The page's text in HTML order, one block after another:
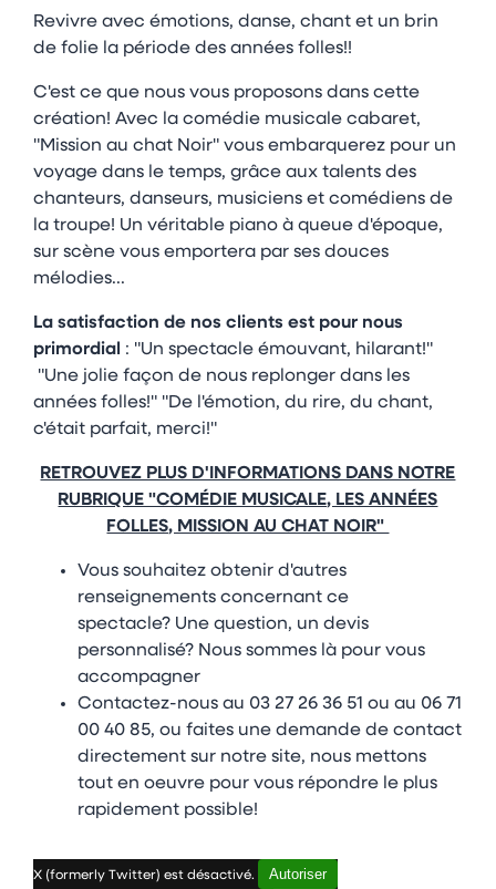
Revivre avec émotions, danse, chant et un brin
de folie la période des années folles!!
C'est ce que nous vous proposons dans cette
création! Avec la comédie musicale cabaret,
"Mission au chat Noir" vous embarquerez pour un
voyage dans le temps, grâce aux talents des
chanteurs, danseurs, musiciens et comédiens de
la troupe! Un véritable piano à queue d'époque,
sur scène vous emportera par ses douces
mélodies...
La satisfaction de nos clients est pour nous
primordial : "Un spectacle émouvant, hilarant!"
"Une jolie façon de nous replonger dans les
années folles!" "De l'émotion, du rire, du chant,
c'était parfait, merci!"
RETROUVEZ PLUS D'INFORMATIONS DANS NOTRE
RUBRIQUE "COMÉDIE MUSICALE, LES ANNÉES
FOLLES, MISSION AU CHAT NOIR"
Vous souhaitez obtenir d'autres
renseignements concernant ce
spectacle? Une question, un devis
personnalisé? Nous sommes là pour vous
accompagner
Contactez-nous au 03 27 26 36 51 ou au 06 71
00 40 85, ou faites une demande de contact
directement sur notre site, nous mettons
tout en oeuvre pour vous répondre le plus
rapidement possible!
X (formerly Twitter) est désactivé. Autoriser